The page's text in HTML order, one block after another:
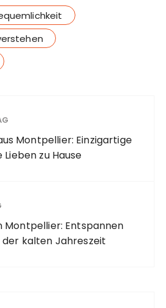
Montpellier: Einzigartige
zu Hause
Montpellier: Entspannen
kalten Jahreszeit